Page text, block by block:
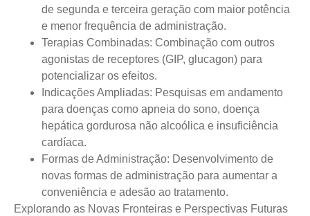
de segunda e terceira geração com maior potência
e menor frequência de administração.
Terapias Combinadas: Combinação com outros
agonistas de receptores (GIP, glucagon) para
potencializar os efeitos.
Indicações Ampliadas: Pesquisas em andamento
para doenças como apneia do sono, doença
hepática gordurosa não alcoólica e insuficiência
cardíaca.
Formas de Administração: Desenvolvimento de
novas formas de administração para aumentar a
conveniência e adesão ao tratamento.
Explorando as Novas Fronteiras e Perspectivas Futuras